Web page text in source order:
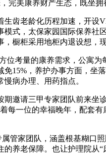
完美康养财产生态，既坐
老龄化历程加速，开设
式，太保家园国际保养
橱柜采用地柜内退设想，
考量的康养需求，公寓为
15%，养护办事方面，
病办理、用药指点。
请三甲专家团队前来坐
每一位的幸福晚年，配套
家团队，涵盖根基糊口
养老保障。也让护理院从